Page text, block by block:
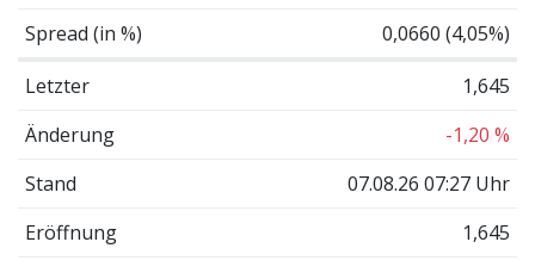
Spread (in %)
0,0660 (4,05%)
Letzter
1,645
Änderung
-1,20 %
Stand
07.08.26 07:27 Uhr
Eröffnung
1,645